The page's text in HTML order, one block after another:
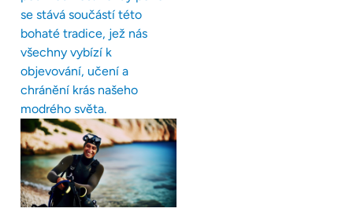
se stává součástí této
bohaté tradice, jež nás
všechny vybízí k
objevování, učení a
chránění krás našeho
modrého světa.